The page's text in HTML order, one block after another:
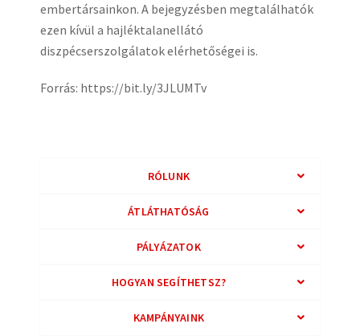
embertársainkon. A bejegyzésben megtalálhatók
ezen kívül a hajléktalanellátó
diszpécserszolgálatok elérhetőségei is.
Forrás: https://bit.ly/3JLUMTv
RÓLUNK
ÁTLÁTHATÓSÁG
PÁLYÁZATOK
HOGYAN SEGÍTHETSZ?
KAMPÁNYAINK